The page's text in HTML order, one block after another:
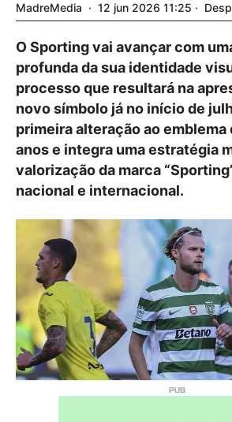
MadreMedia 12 jun 2026 11:25
O Sporting vai avançar com
profunda da sua identidade
processo que resultará na
novo símbolo já no início de
primeira alteração ao emblema
anos e integra uma estratégia
valorização da marca
nacional e internacional.